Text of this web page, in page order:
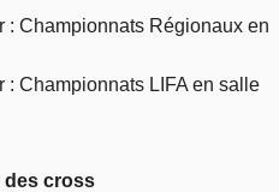
: Championnats Régionaux en
: Championnats LIFA en salle
des cross